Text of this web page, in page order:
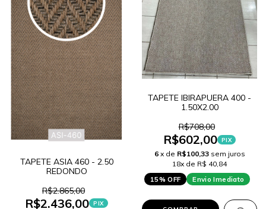
TAPETE ASIA 460 - 2.50
REDONDO
R$2.865,00
R$2.436,00 PIX
TAPETE IBIRAPUERA 400 -
1.50X2.00
R$708,00
R$602,00 PIX
6 x de R$100,33 sem juros
18x de R$ 40,84
15% OFF
Envio Imediato